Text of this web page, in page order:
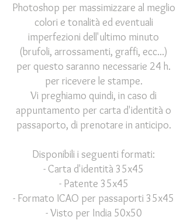
Photoshop per massimizzare al meglio
colori e tonalità ed eventuali
imperfezioni dell'ultimo minuto
(brufoli, arrossamenti, graffi, ecc...)
per questo saranno necessarie 24 h.
per ricevere le stampe.
Vi preghiamo quindi, in caso di
appuntamento per carta d'identità o
passaporto, di prenotare in anticipo.
Disponibili i seguenti formati:
- Carta d'identità 35x45
- Patente 35x45
- Formato ICAO per passaporti 35x45
- Visto per India 50x50